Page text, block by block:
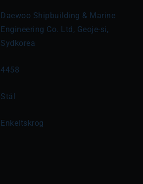
Daewoo Shipbuilding & Marine
Engineering Co. Ltd, Geoje-si,
Sydkorea
4458
Stål
Enkeltskrog